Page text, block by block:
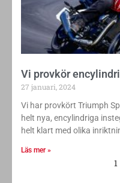
Vi provkör
27 januari, 2024
Vi har provkört Triumph
helt nya, encylindriga
helt klart med olika
Läs mer »
1